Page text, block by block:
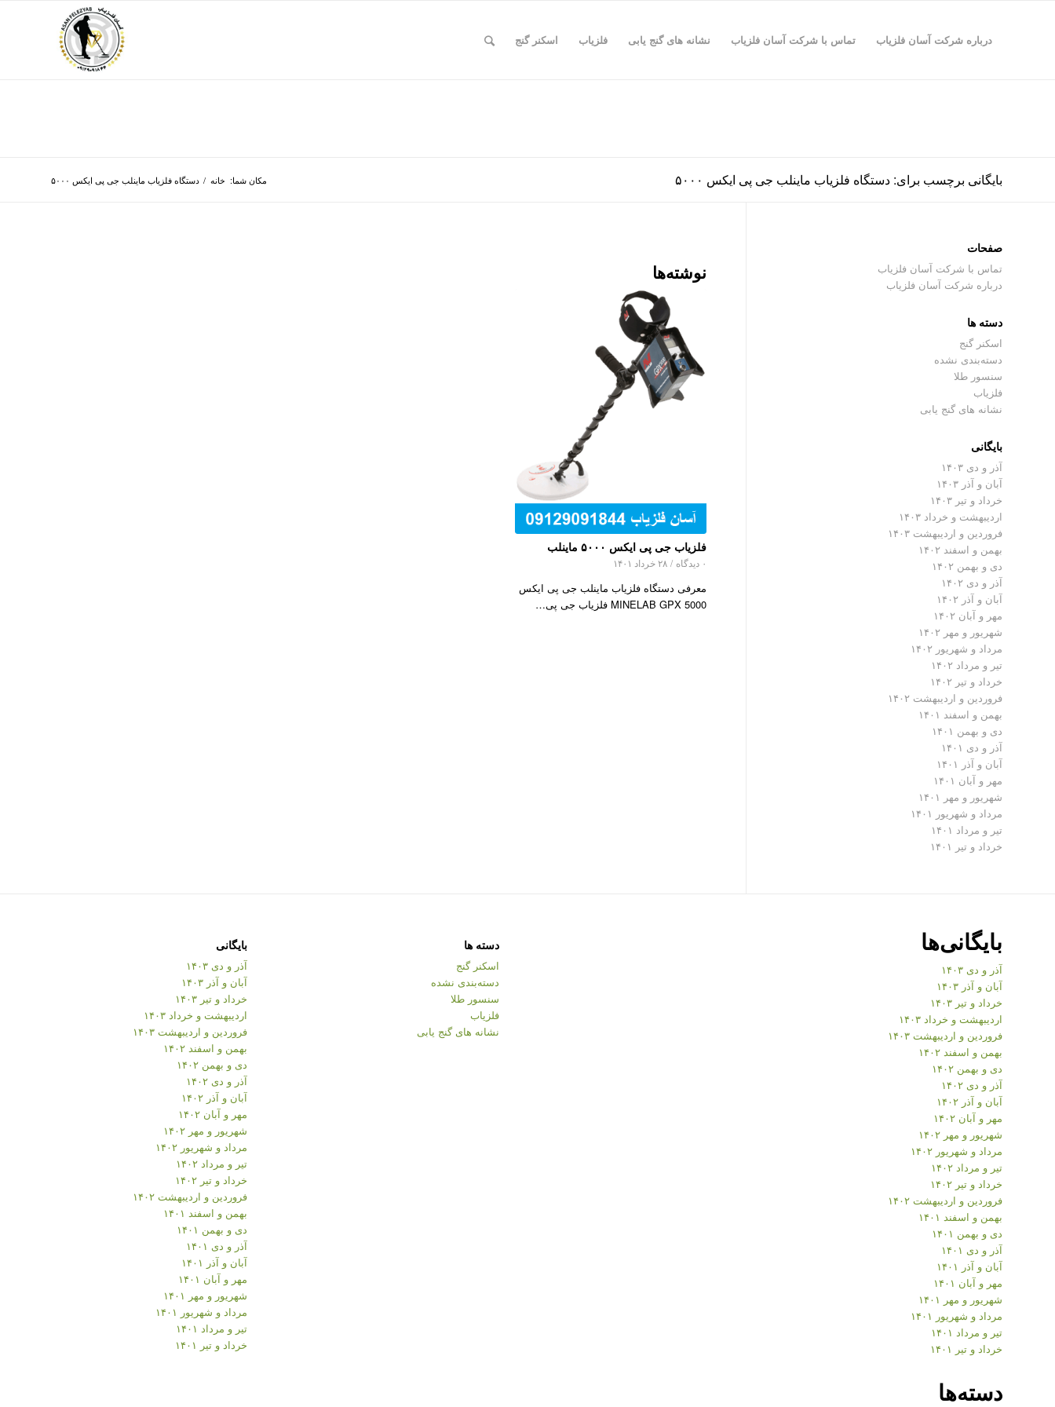
درباره شرکت آسان فلزیاب تماس با شرکت آسان فلزیاب نشانه های گنج یابی فلزیاب اسکنر گنج
بایگانی برچسب برای: دستگاه فلزیاب ماینلب جی پی ایکس ۵۰۰۰ مکان شما: خانه / دستگاه فلزیاب ماینلب جی پی ایکس ۵۰۰۰
نوشته‌ها
فلزیاب جی پی ایکس ۵۰۰۰ ماینلب
۰ دیدگاه / ۲۸ خرداد ۱۴۰۱
معرفی دستگاه فلزیاب ماینلب جی پی ایکس
MINELAB GPX 5000 فلزیاب جی پی…
صفحات
تماس با شرکت آسان فلزیاب
درباره شرکت آسان فلزیاب
دسته ها
اسکنر گنج
دسته‌بندی نشده
سنسور طلا
فلزیاب
نشانه های گنج یابی
بایگانی
آذر و دی ۱۴۰۳
آبان و آذر ۱۴۰۳
خرداد و تیر ۱۴۰۳
اردیبهشت و خرداد ۱۴۰۳
فروردین و اردیبهشت ۱۴۰۳
بهمن و اسفند ۱۴۰۲
دی و بهمن ۱۴۰۲
آذر و دی ۱۴۰۲
آبان و آذر ۱۴۰۲
مهر و آبان ۱۴۰۲
شهریور و مهر ۱۴۰۲
مرداد و شهریور ۱۴۰۲
تیر و مرداد ۱۴۰۲
خرداد و تیر ۱۴۰۲
فروردین و اردیبهشت ۱۴۰۲
بهمن و اسفند ۱۴۰۱
دی و بهمن ۱۴۰۱
آذر و دی ۱۴۰۱
آبان و آذر ۱۴۰۱
مهر و آبان ۱۴۰۱
شهریور و مهر ۱۴۰۱
مرداد و شهریور ۱۴۰۱
تیر و مرداد ۱۴۰۱
خرداد و تیر ۱۴۰۱
بایگانی‌ها
آذر و دی ۱۴۰۳
آبان و آذر ۱۴۰۳
خرداد و تیر ۱۴۰۳
اردیبهشت و خرداد ۱۴۰۳
فروردین و اردیبهشت ۱۴۰۳
بهمن و اسفند ۱۴۰۲
دی و بهمن ۱۴۰۲
آذر و دی ۱۴۰۲
آبان و آذر ۱۴۰۲
مهر و آبان ۱۴۰۲
شهریور و مهر ۱۴۰۲
مرداد و شهریور ۱۴۰۲
تیر و مرداد ۱۴۰۲
خرداد و تیر ۱۴۰۲
فروردین و اردیبهشت ۱۴۰۲
بهمن و اسفند ۱۴۰۱
دی و بهمن ۱۴۰۱
آذر و دی ۱۴۰۱
آبان و آذر ۱۴۰۱
مهر و آبان ۱۴۰۱
شهریور و مهر ۱۴۰۱
مرداد و شهریور ۱۴۰۱
تیر و مرداد ۱۴۰۱
خرداد و تیر ۱۴۰۱
دسته‌ها
دسته ها
اسکنر گنج
دسته‌بندی نشده
سنسور طلا
فلزیاب
نشانه های گنج یابی
بایگانی
آذر و دی ۱۴۰۳
آبان و آذر ۱۴۰۳
خرداد و تیر ۱۴۰۳
اردیبهشت و خرداد ۱۴۰۳
فروردین و اردیبهشت ۱۴۰۳
بهمن و اسفند ۱۴۰۲
دی و بهمن ۱۴۰۲
آذر و دی ۱۴۰۲
آبان و آذر ۱۴۰۲
مهر و آبان ۱۴۰۲
شهریور و مهر ۱۴۰۲
مرداد و شهریور ۱۴۰۲
تیر و مرداد ۱۴۰۲
خرداد و تیر ۱۴۰۲
فروردین و اردیبهشت ۱۴۰۲
بهمن و اسفند ۱۴۰۱
دی و بهمن ۱۴۰۱
آذر و دی ۱۴۰۱
آبان و آذر ۱۴۰۱
مهر و آبان ۱۴۰۱
شهریور و مهر ۱۴۰۱
مرداد و شهریور ۱۴۰۱
تیر و مرداد ۱۴۰۱
خرداد و تیر ۱۴۰۱